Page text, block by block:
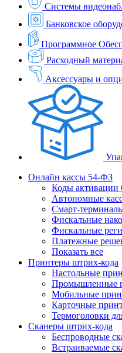
Системы
Банковское
Программное
Расходный
Аксессуары и
Онлайн кассы 54-ФЗ
Коды
Автономные
Смарт-
Фискальные
Фискальные
Платежные
Показать все
Принтеры штрих-кода
Настольные
Промышленные
Мобильные
Карточные
Термоголовки
Сканеры штрих-кода
Беспроводные
Встраиваемые